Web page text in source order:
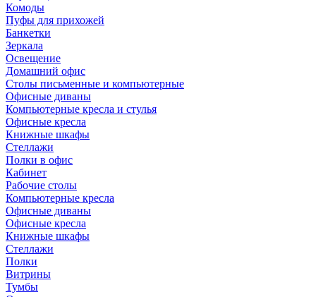
Комоды
Пуфы для прихожей
Банкетки
Зеркала
Освещение
Домашний офис
Столы письменные и компьютерные
Офисные диваны
Компьютерные кресла и стулья
Офисные кресла
Книжные шкафы
Стеллажи
Полки в офис
Кабинет
Рабочие столы
Компьютерные кресла
Офисные диваны
Офисные кресла
Книжные шкафы
Стеллажи
Полки
Витрины
Тумбы